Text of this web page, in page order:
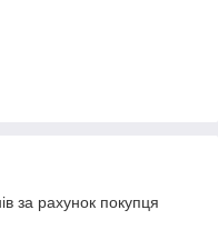
за рахунок покупця